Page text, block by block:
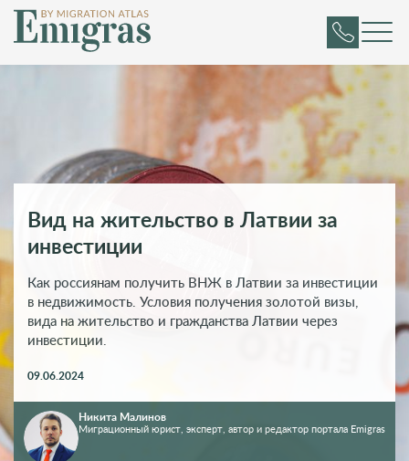
Вид на жительство в Латвии за
инвестиции
Как россиянам получить ВНЖ в Латвии за инвестиции
в недвижимость. Условия получения золотой визы,
вида на жительство и гражданства Латвии через
инвестиции.
09.06.2024
Никита Малинов
Миграционный юрист, эксперт, автор и редактор портала Emigras